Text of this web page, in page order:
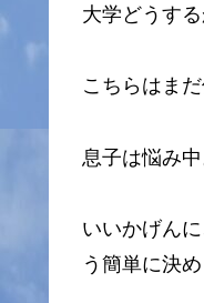
大学どうする
こちらはま
息子は悩み中
いいかげん
う簡単に決